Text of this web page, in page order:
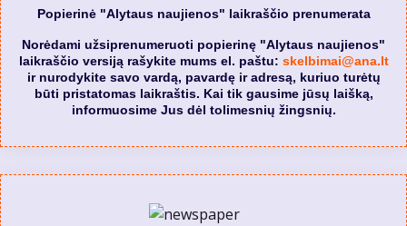
Popierinė "Alytaus naujienos" laikraščio prenumerata
Norėdami užsiprenumeruoti popierinę "Alytaus naujienos"
laikraščio versiją rašykite mums el. paštu: skelbimai@ana.lt
ir nurodykite savo vardą, pavardę ir adresą, kuriuo turėtų
būti pristatomas laikraštis. Kai tik gausime jūsų laišką,
informuosime Jus dėl tolimesnių žingsnių.